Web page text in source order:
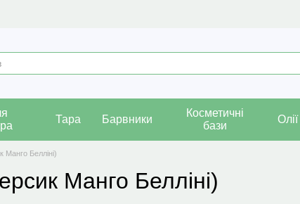
Тара Барвники
Косметичні
бази
Олії
Манго Белліні)
Манго Белліні)